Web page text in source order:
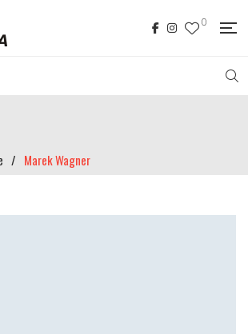
0
/ Marek Wagner